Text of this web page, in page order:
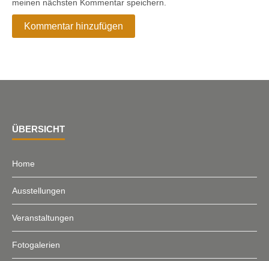
meinen nächsten Kommentar speichern.
ÜBERSICHT
Home
Ausstellungen
Veranstaltungen
Fotogalerien